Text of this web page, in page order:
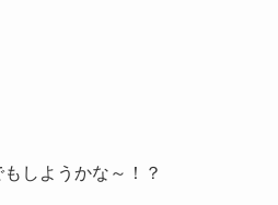
しようかな～！？